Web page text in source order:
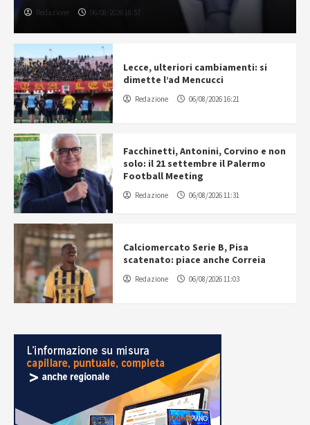
Redazione 06/08/2026 18:57
Lecce, ulteriori cambiamenti: si
dimette l’ad Mencucci
Redazione 06/08/2026 16:21
Facchinetti, Antonini, Corvino e non
solo: il 21 settembre il Palermo
Football Meeting
Redazione 06/08/2026 11:31
Calciomercato Serie B, Pisa
scatenato: piace anche Correia
Redazione 06/08/2026 11:03